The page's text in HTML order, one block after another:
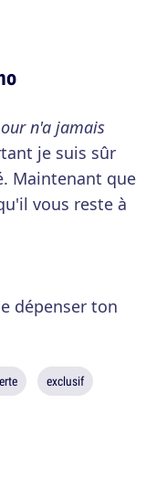
n'a jamais
je suis sûr
Maintenant que
vous reste à
dépenser ton
exclusif